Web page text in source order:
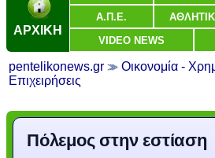
ΑΡΧΙΚΗ
Α.Π.Ε.
VIDEO NEWS
pentelikonews.gr
Οικονομία -
Επιχειρήσεις
Πόλεμος στην εστίαση